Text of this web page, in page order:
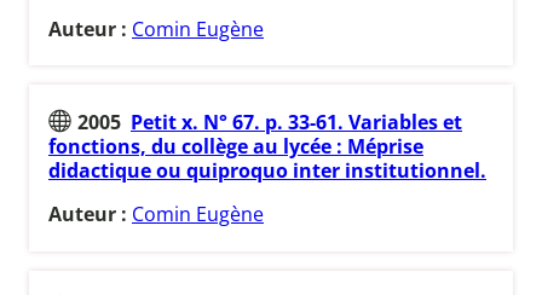
Auteur : Comin Eugène
2005 Petit x. N° 67. p. 33-61. Variables et
fonctions, du collège au lycée : Méprise
didactique ou quiproquo inter institutionnel.
Auteur : Comin Eugène